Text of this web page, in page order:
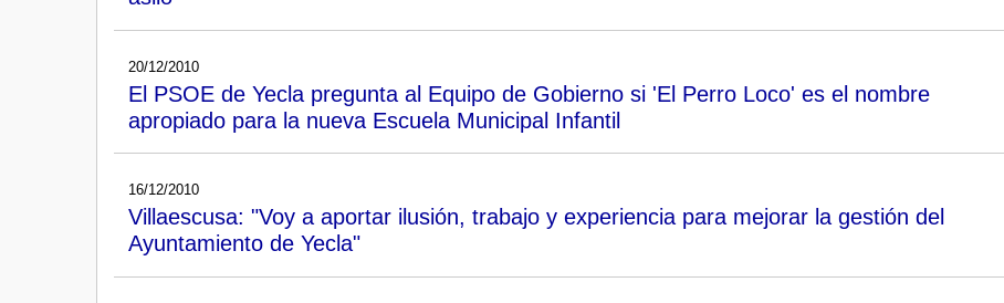
20/12/2010
El PSOE de Yecla pregunta al Equipo de Gobierno si 'El Perro Loco' es el nombre
apropiado para la nueva Escuela Municipal Infantil
16/12/2010
Villaescusa: "Voy a aportar ilusión, trabajo y experiencia para mejorar la gestión del
Ayuntamiento de Yecla"